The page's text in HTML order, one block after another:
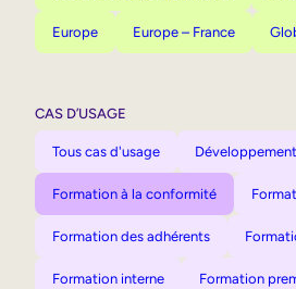
Europe Europe – France
CAS D’USAGE
Tous cas d'usage
Formation à la conformité
Formation des adhérents
Formation interne Formation